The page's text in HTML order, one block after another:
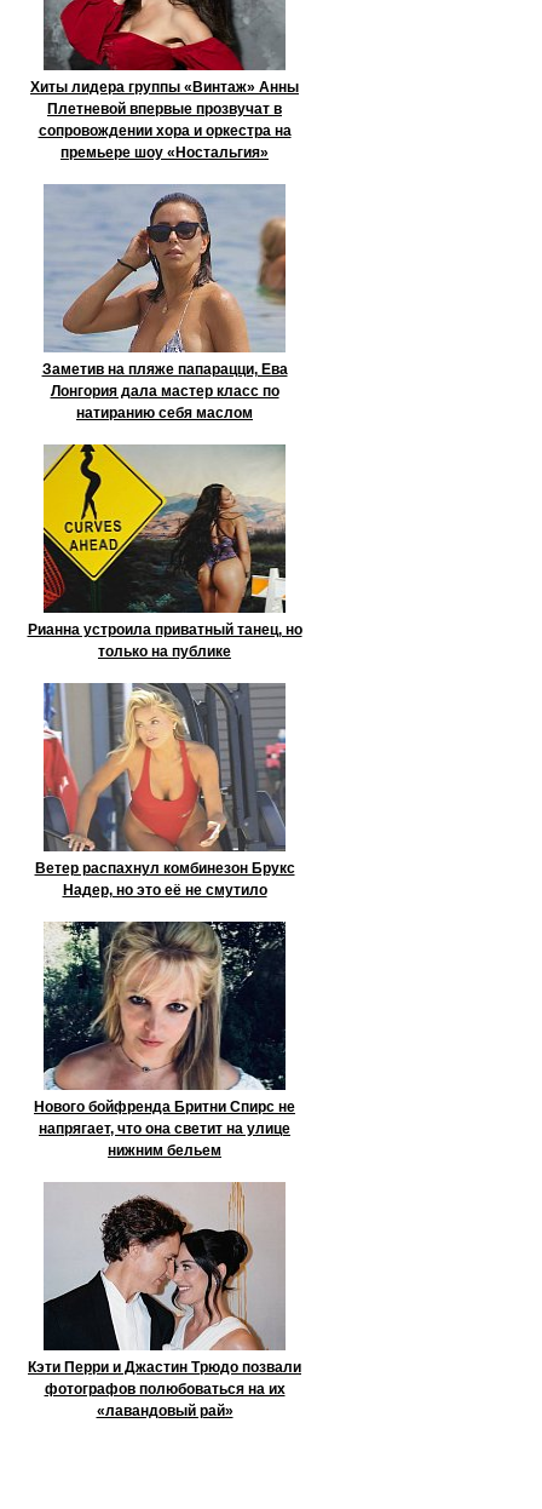
Хиты лидера группы «Винтаж» Анны
Плетневой впервые прозвучат в
сопровождении хора и оркестра на
премьере шоу «Ностальгия»
Заметив на пляже папарацци, Ева
Лонгория дала мастер класс по
натиранию себя маслом
Рианна устроила приватный танец, но
только на публике
Ветер распахнул комбинезон Брукс
Надер, но это её не смутило
Нового бойфренда Бритни Спирс не
напрягает, что она светит на улице
нижним бельем
Кэти Перри и Джастин Трюдо позвали
фотографов полюбоваться на их
«лавандовый рай»